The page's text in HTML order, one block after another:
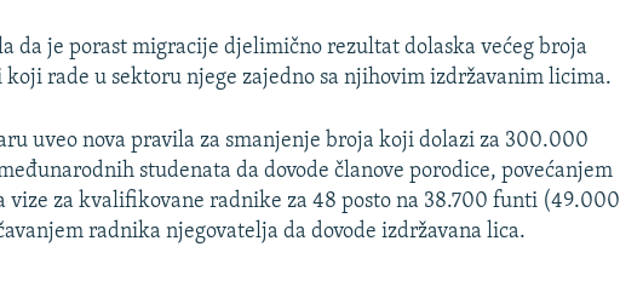
da je porast migracije djelimično rezultat dolaska većeg broja
rade u sektoru njege zajedno sa njihovim izdržavanim licima.
uveo nova pravila za smanjenje broja koji dolazi za 300.000
studenata da dovode članove porodice, povećanjem
vize za kvalifikovane radnike za 48 posto na 38.700 funti (49.000
radnika njegovatelja da dovode izdržavana lica.